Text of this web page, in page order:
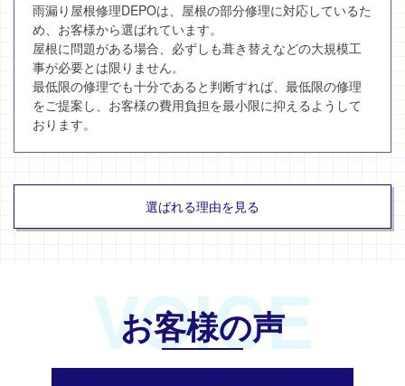
雨漏り屋根修理DEPOは、屋根の部分修理に対応しているた
め、お客様から選ばれています。
屋根に問題がある場合、必ずしも葺き替えなどの大規模工
事が必要とは限りません。
最低限の修理でも十分であると判断すれば、最低限の修理
をご提案し、お客様の費用負担を最小限に抑えるようして
おります。
選ばれる理由を見る
VOICE
お客様の声